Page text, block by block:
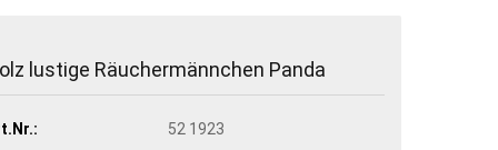
lustige Räuchermännchen Panda
52 1923